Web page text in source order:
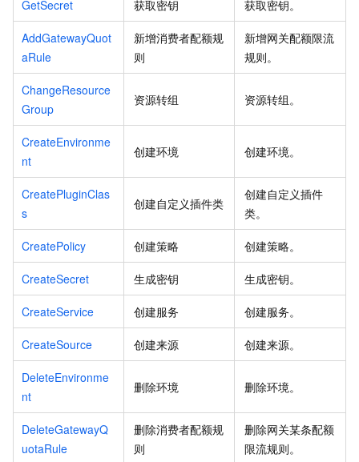
GetSecret 获取密钥 获取密钥。
AddGatewayQuot
aRule
新增消费者配额规
则
新增网关配额限流
规则。
ChangeResource
Group
资源转组 资源转组。
CreateEnvironme
nt
创建环境 创建环境。
CreatePluginClas
s
创建自定义插件类
创建自定义插件
类。
CreatePolicy 创建策略 创建策略。
CreateSecret 生成密钥 生成密钥。
CreateService 创建服务 创建服务。
CreateSource 创建来源 创建来源。
DeleteEnvironme
nt
删除环境 删除环境。
DeleteGatewayQ
uotaRule
删除消费者配额规
则
删除网关某条配额
限流规则。